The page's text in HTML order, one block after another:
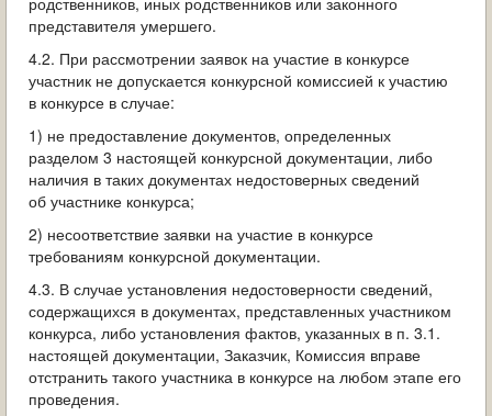
представителя умершего.
4.2. При рассмотрении заявок на участие в конкурсе
участник не допускается конкурсной комиссией к участию
в конкурсе в случае:
1) не предоставление документов, определенных
разделом 3 настоящей конкурсной документации, либо
наличия в таких документах недостоверных сведений
об участнике конкурса;
2) несоответствие заявки на участие в конкурсе
требованиям конкурсной документации.
4.3. В случае установления недостоверности сведений,
содержащихся в документах, представленных участником
конкурса, либо установления фактов, указанных в п. 3.1.
настоящей документации, Заказчик, Комиссия вправе
отстранить такого участника в конкурсе на любом этапе его
проведения.